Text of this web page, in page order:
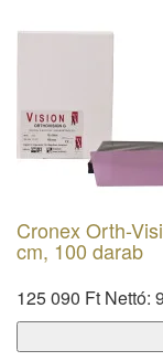
Cronex Orth-
cm, 100 darab
125 090 Ft Nettó: